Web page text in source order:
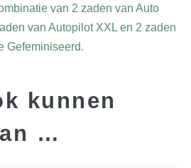
van 2 zaden van Auto
van Autopilot XXL en 2 zaden
Gefeminiseerd.
kunnen
…